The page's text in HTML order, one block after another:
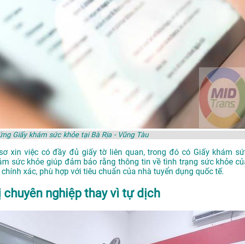
Giấy khám sức khỏe tại Bà Rịa - Vũng Tàu
xin việc có đầy đủ giấy tờ liên quan, trong đó có Giấy khám
sức khỏe giúp đảm bảo rằng thông tin về tình trạng sức khỏe
xác, phù hợp với tiêu chuẩn của nhà tuyển dụng quốc tế.
nghiệp thay vì tự dịch